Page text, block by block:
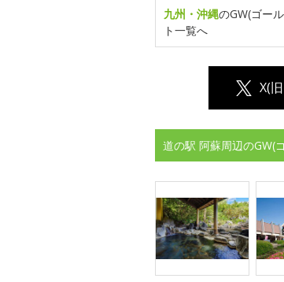
九州・沖縄のGW(ゴー
ト一覧へ
X(
道の駅 阿蘇周辺のGW(